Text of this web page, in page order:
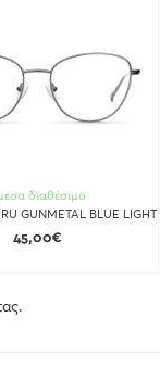
διαθέσιμο
GUNMETAL BLUE LIGHT
45,00€